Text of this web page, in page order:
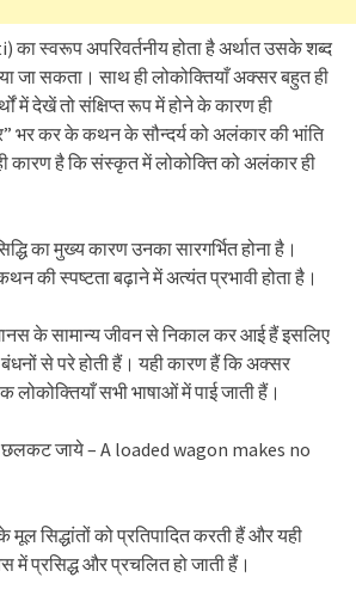
स्वरूप अपरिवर्तनीय होता है अर्थात उसके शब्द
जा सकता। साथ ही लोकोक्तियाँ अक्सर बहुत ही
में देखें तो संक्षिप्त रूप में होने के कारण ही
भर कर के कथन के सौन्दर्य को अलंकार की भांति
कारण है कि संस्कृत में लोकोक्ति को अलंकार ही
का मुख्य कारण उनका सारगर्भित होना है।
की स्पष्टता बढ़ाने में अत्यंत प्रभावी होता है।
के सामान्य जीवन से निकाल कर आई हैं इसलिए
से परे होती हैं। यही कारण हैं कि अक्सर
लोकोक्तियाँ सभी भाषाओं में पाई जाती हैं।
छलकट जाये – A loaded wagon makes no
सिद्धांतों को प्रतिपादित करती हैं और यही
में प्रसिद्ध और प्रचलित हो जाती हैं।